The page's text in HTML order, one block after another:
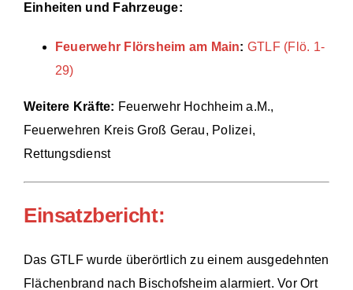
Einheiten und Fahrzeuge:
Feuerwehr Flörsheim am Main: GTLF (Flö. 1-
29)
Weitere Kräfte: Feuerwehr Hochheim a.M.,
Feuerwehren Kreis Groß Gerau, Polizei,
Rettungsdienst
Einsatzbericht:
Das GTLF wurde überörtlich zu einem ausgedehnten
Flächenbrand nach Bischofsheim alarmiert. Vor Ort